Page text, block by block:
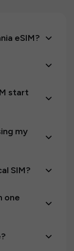
eSIM?
start
my
SIM?
one